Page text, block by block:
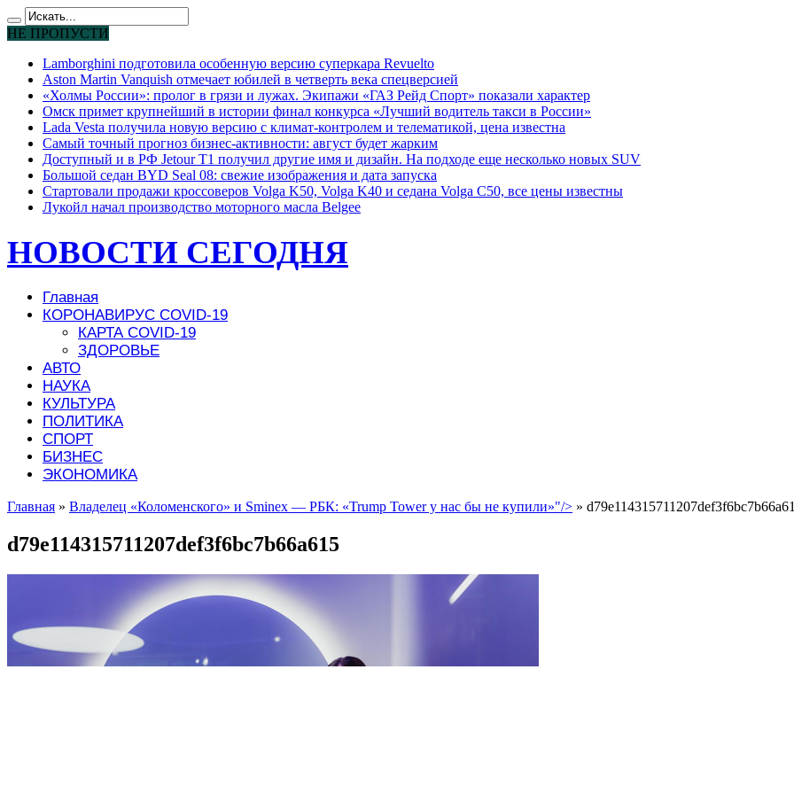
НЕ ПРОПУСТИ
Lamborghini подготовила особенную версию суперкара Revuelto
Aston Martin Vanquish отмечает юбилей в четверть века спецверсией
«Холмы России»: пролог в грязи и лужах. Экипажи «ГАЗ Рейд Спорт» показали характер
Омск примет крупнейший в истории финал конкурса «Лучший водитель такси в России»
Lada Vesta получила новую версию с климат-контролем и телематикой, цена известна
Самый точный прогноз бизнес-активности: август будет жарким
Доступный и в РФ Jetour T1 получил другие имя и дизайн. На подходе еще несколько новых SUV
Большой седан BYD Seal 08: свежие изображения и дата запуска
Стартовали продажи кроссоверов Volga K50, Volga K40 и седана Volga C50, все цены известны
Лукойл начал производство моторного масла Belgee
НОВОСТИ СЕГОДНЯ
Главная
КОРОНАВИРУС COVID-19
КАРТА COVID-19
ЗДОРОВЬЕ
АВТО
НАУКА
КУЛЬТУРА
ПОЛИТИКА
СПОРТ
БИЗНЕС
ЭКОНОМИКА
Главная » Владелец «Коломенского» и Smineх — РБК: «Trump Tower у нас бы не купили»"/> »
d79e114315711207def3f6bc7b66a615